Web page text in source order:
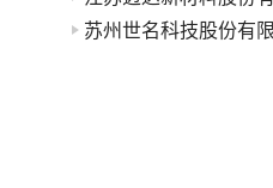
苏州世名科技股份有